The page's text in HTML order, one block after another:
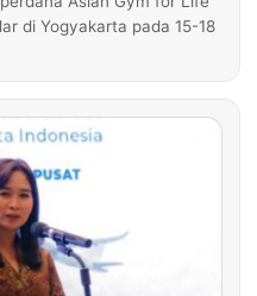
di Yogyakarta pada 15-18